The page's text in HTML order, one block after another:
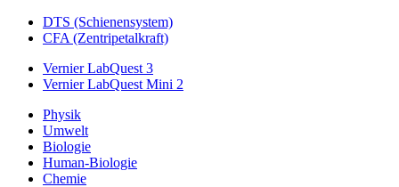
DTS (Schienensystem)
CFA (Zentripetalkraft)
Vernier LabQuest 3
Vernier LabQuest Mini 2
Physik
Umwelt
Biologie
Human-Biologie
Chemie